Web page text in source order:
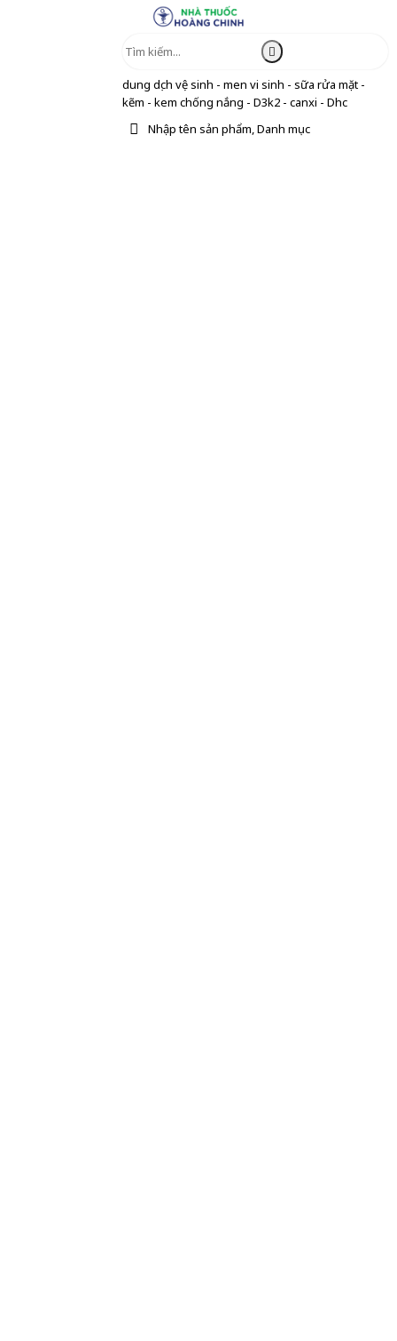
dung dịch vệ sinh - men vi sinh - sữa rửa mặt -
kẽm - kem chống nắng - D3k2 - canxi - Dhc
Nhập tên sản phẩm, Danh mục